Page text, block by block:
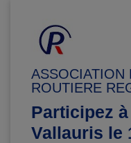
ASSOCIATION
ROUTIERE
Participez
Vallauris le